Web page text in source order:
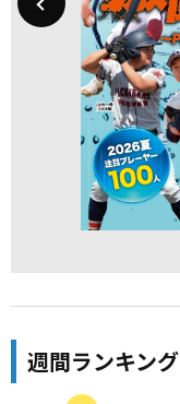
週間ランキング